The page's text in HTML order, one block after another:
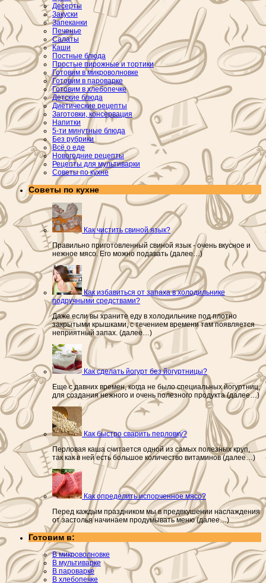
Десерты
Закуски
Запеканки
Печенье
Салаты
Каши
Постные блюда
Простые пирожные и тортики
Готовим в микроволновке
Готовим в пароварке
Готовим в хлебопечке
Детские блюда
Диетические рецепты
Заготовки, консервация
Напитки
5-ти минутные блюда
Без рубрики
Всё о еде
Новогодние рецепты
Рецепты для мультиварки
Советы по кухне
Советы по кухне
Как чистить свиной язык?
Правильно приготовленный свиной язык - очень вкусное и
нежное мясо. Его можно подавать (далее…)
Как избавиться от запаха в холодильнике
подручными средствами?
Даже если вы храните еду в холодильнике под плотно
закрытыми крышками, с течением времени там появляется
неприятный запах. (далее…)
Как сделать йогурт без йогуртницы?
Еще с давних времен, когда не было специальных йогуртниц,
для создания нежного и очень полезного продукта (далее…)
Как быстро сварить перловку?
Перловая каша считается одной из самых полезных круп,
так как в ней есть большое количество витаминов (далее…)
Как определить испорченное мясо?
Перед каждым праздником мы в предвкушении наслаждения
от застолья начинаем продумывать меню (далее…)
Готовим в:
В микроволновке
В мультиварке
В пароварке
В хлебопечке